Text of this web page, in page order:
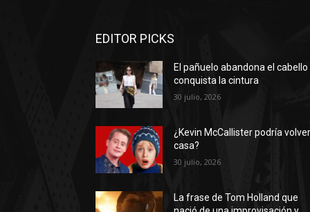
EDITOR PICKS
El pañuelo abandona el cabello
conquista la cintura
30 julio, 2026
¿Kevin McCallister podría
casa?
30 julio, 2026
La frase de Tom Holland que